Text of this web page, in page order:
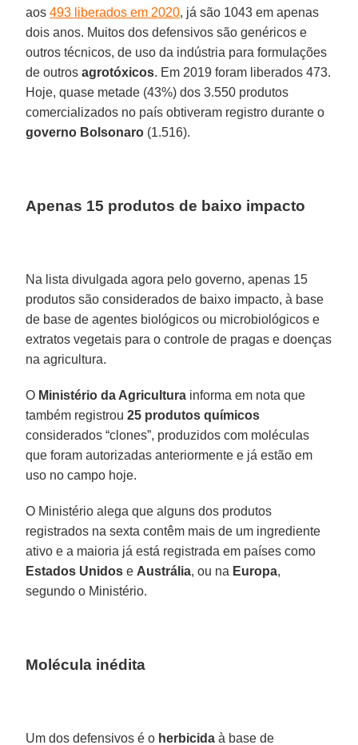
aos493 liberados em 2020, já são 1043 em apenas
dois anos. Muitos dos defensivos são genéricos e
outros técnicos, de uso da indústria para formulações
de outrosagrotóxicos. Em 2019 foram liberados 473.
Hoje, quase metade (43%) dos 3.550 produtos
comercializados no país obtiveram registro durante o
governo Bolsonaro (1.516).
Apenas 15 produtos de baixo impacto
Na lista divulgada agora pelo governo, apenas 15
produtos são considerados de baixo impacto, à base
de base de agentes biológicos ou microbiológicos e
extratos vegetais para o controle de pragas e doenças
na agricultura.
O Ministério da Agricultura informa em nota que
também registrou25 produtos químicos
considerados “clones”, produzidos com moléculas
que foram autorizadas anteriormente e já estão em
uso no campo hoje.
O Ministério alega que alguns dos produtos
registrados na sexta contêm mais de um ingrediente
ativo e a maioria já está registrada em países como
Estados Unidos e Austrália, ou na Europa,
segundo o Ministério.
Molécula inédita
Um dos defensivos é o herbicida à base de